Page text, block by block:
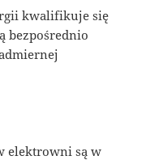
kwalifikuje się
bezpośrednio
elektrowni są w